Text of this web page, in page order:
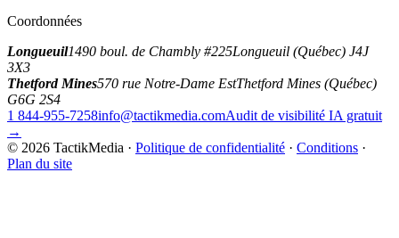
Coordonnées
Longueuil1490 boul. de Chambly #225Longueuil (Québec) J4J
3X3
Thetford Mines570 rue Notre-Dame EstThetford Mines (Québec)
G6G 2S4
1 844-955-7258info@tactikmedia.comAudit de visibilité IA gratuit
→
© 2026 TactikMedia · Politique de confidentialité · Conditions ·
Plan du site